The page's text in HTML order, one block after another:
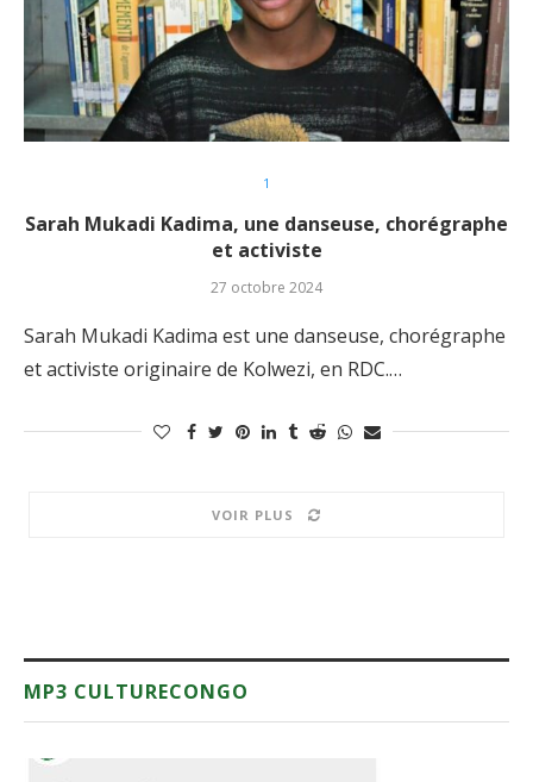
1
Sarah Mukadi Kadima, une danseuse, chorégraphe
et activiste
27 octobre 2024
Sarah Mukadi Kadima est une danseuse, chorégraphe
et activiste originaire de Kolwezi, en RDC.…
VOIR PLUS
MP3 CULTURECONGO